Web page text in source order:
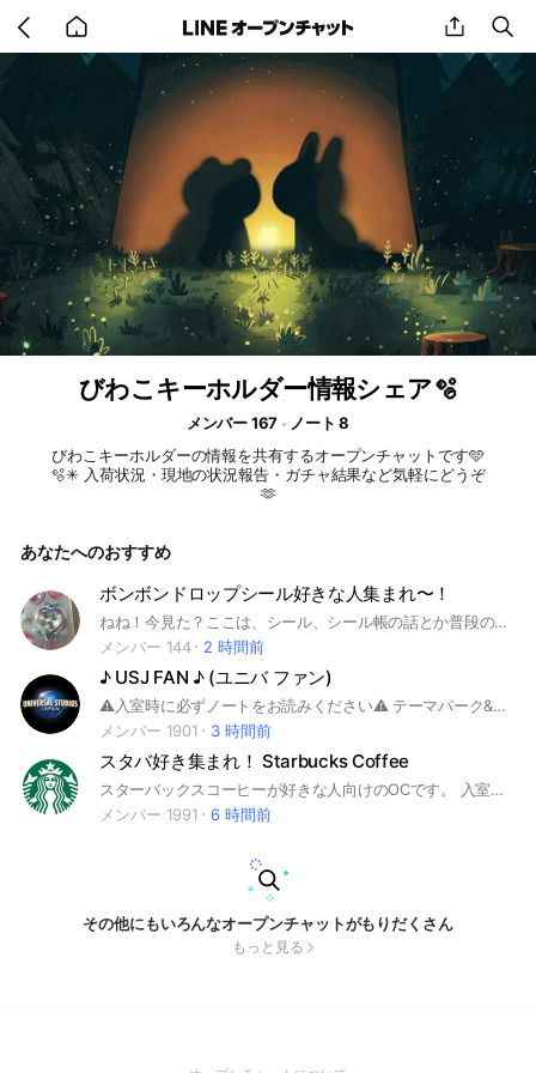
back
to
share
びわこキーホルダー情報シェア🫧
メンバー 167
ノート 8
びわこキーホルダーの情報を共有するオープンチャットです🩵
🫧✳︎ 入荷状況・現地の状況報告・ガチャ結果など気軽にどうぞ
🫶
あなたへのおすすめ
ボンボンドロップシール好きな人集まれ〜！
ねね！今見た？ここは、シール、シール帳の話とか普段の話、何でもできるオプチャだよー！このオプチャのメンバーも、君のこと待ってるよ〜 楽しく話そうね！
メンバー 144
2 時間前
♪ USJ FAN ♪ (ユニバ ファン)
⚠️入室時に必ずノートをお読みください⚠️ テーマパーク&遊園地好きな皆様の入室をお待ちしております！ #レジャー #エンターテイメント #テーマパーク #ユニバーサル・スタジオ・ジャパン #ユニバ #USJ #ディズニー #TDR #遊園地 #大阪 #関西 #日本 #世界最高をお届けしたい #NO_LIMIT! #Nintendo #任天堂 #ニンテンドー #スーパーニンテンドーワールド #マリオ #ゲーム #games #Switch #PlayStation #サマー #ホラーナイト #ハロウィン #クリスマス #年パス #年間パス
メンバー 1901
3 時間前
スタバ好き集まれ！ Starbucks Coffee
スターバックスコーヒーが好きな人向けのOCです。 入室時はノートをご一読ください。 管理人→R #スタバ #スターバックスコーヒー #Starbucks #スタバ新作
メンバー 1991
6 時間前
その他にもいろんなオープンチャットがもりだくさん
もっと見る